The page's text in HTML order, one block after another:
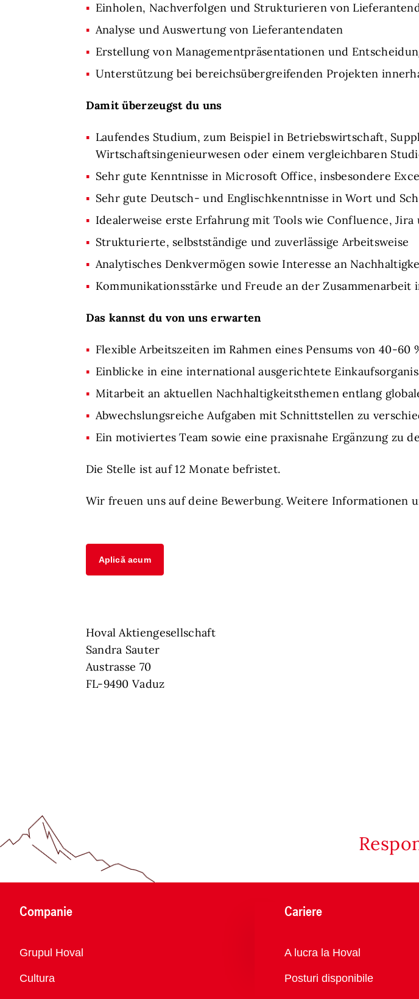
Einholen, Nachverfolgen und Strukturieren von
Analyse und Auswertung von Lieferantendaten
Erstellung von Managementpräsentationen und
Unterstützung bei bereichsübergreifenden Projekten
Damit überzeugst du uns
Laufendes Studium, zum Beispiel in Betriebswirtschaft,
Wirtschaftsingenieurwesen oder einem vergleichbaren
Sehr gute Kenntnisse in Microsoft Office, insbesondere
Sehr gute Deutsch- und Englischkenntnisse in Wort und
Idealerweise erste Erfahrung mit Tools wie Confluence, Jira
Strukturierte, selbstständige und zuverlässige Arbeitsweise
Analytisches Denkvermögen sowie Interesse an
Kommunikationsstärke und Freude an der
Das kannst du von uns erwarten
Flexible Arbeitszeiten im Rahmen eines Pensums von 40-60
Einblicke in eine international ausgerichtete
Mitarbeit an aktuellen Nachhaltigkeitsthemen entlang
Abwechslungsreiche Aufgaben mit Schnittstellen zu
Ein motiviertes Team sowie eine praxisnahe Ergänzung zu
Die Stelle ist auf 12 Monate befristet.
Wir freuen uns auf deine Bewerbung. Weitere Informationen
Aplică acum
Hoval Aktiengesellschaft
Sandra Sauter
Austrasse 70
FL-9490 Vaduz
Companie
Vedere
Grupul Hoval
Cultura
Cariere
Vedere
A lucra la Hoval
Posturi disponibile